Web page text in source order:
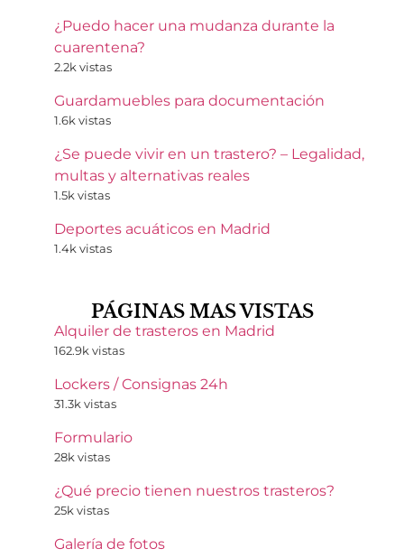
¿Puedo hacer una mudanza durante la
cuarentena?
2.2k vistas
Guardamuebles para documentación
1.6k vistas
¿Se puede vivir en un trastero? – Legalidad,
multas y alternativas reales
1.5k vistas
Deportes acuáticos en Madrid
1.4k vistas
PÁGINAS MAS VISTAS
Alquiler de trasteros en Madrid
162.9k vistas
Lockers / Consignas 24h
31.3k vistas
Formulario
28k vistas
¿Qué precio tienen nuestros trasteros?
25k vistas
Galería de fotos